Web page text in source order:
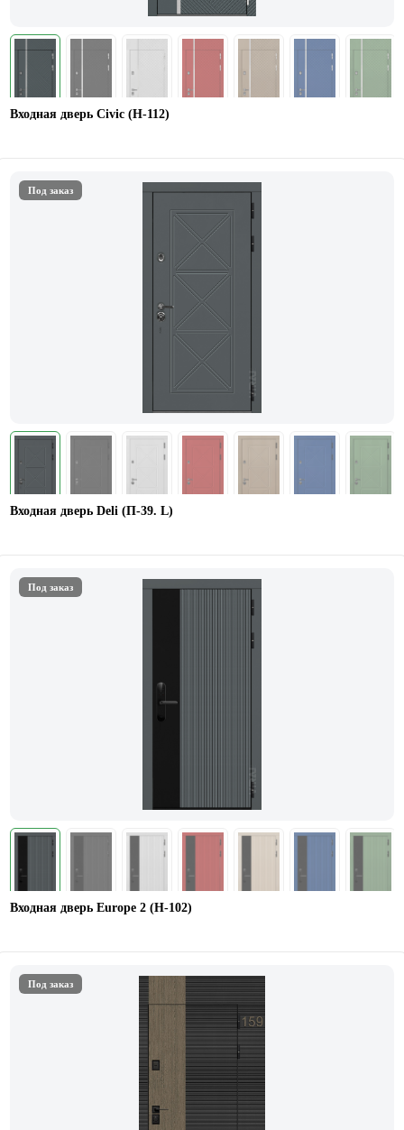
Входная дверь Civic (Н-112)
Под заказ
Входная дверь Deli (П-39. L)
Под заказ
Входная дверь Europe 2 (Н-102)
Под заказ